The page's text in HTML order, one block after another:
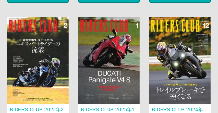
RIDERS CLUB 2025年2
RIDERS CLUB 2025年1
RIDERS CLUB 2024年